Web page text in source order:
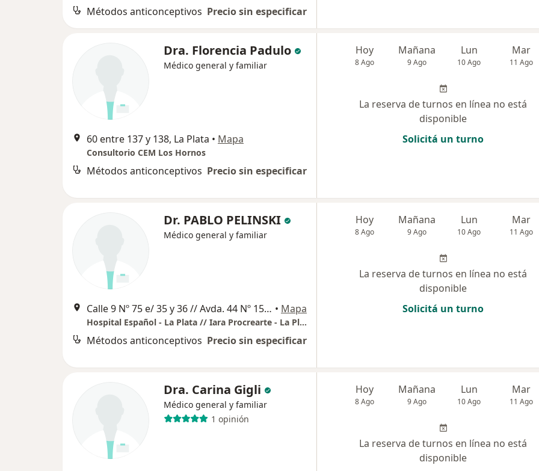
Métodos anticonceptivos Precio sin especificar
Dra. Florencia Padulo
Médico general y familiar
60 entre 137 y 138, La Plata • Mapa
Consultorio CEM Los Hornos
Métodos anticonceptivos Precio sin especificar
Hoy
8 Ago
Mañana
9 Ago
Lun
10 Ago
Mar
11 Ago
La reserva de turnos en línea no está
disponible
Solicitá un turno
Dr. PABLO PELINSKI
Médico general y familiar
Calle 9 Nº 75 e/ 35 y 36 // Avda. 44 Nº 1568 e/ 26 y 27, La Plata • Mapa
Hospital Español - La Plata // Iara Procrearte - La Plata
Métodos anticonceptivos Precio sin especificar
Hoy
8 Ago
Mañana
9 Ago
Lun
10 Ago
Mar
11 Ago
La reserva de turnos en línea no está
disponible
Solicitá un turno
Dra. Carina Gigli
Médico general y familiar
1 opinión
Hoy
8 Ago
Mañana
9 Ago
Lun
10 Ago
Mar
11 Ago
La reserva de turnos en línea no está
disponible